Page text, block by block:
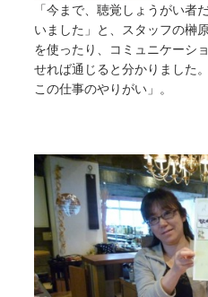
「今まで、聴覚しょうがい者
いました」と、スタッフの榊
を使ったり、コミュニケーシ
せれば通じると分かりました
この仕事のやりがい」。